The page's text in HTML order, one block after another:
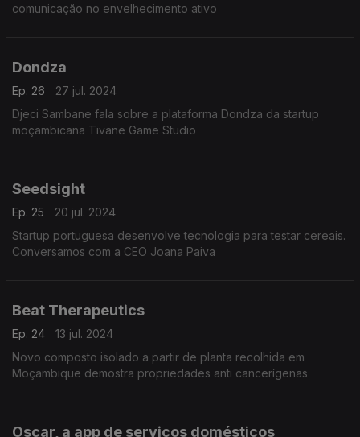
comunicação no envelhecimento ativo
Dondza
Ep. 26
27 jul. 2024
Djeci Sambane fala sobre a plataforma Dondza da startup
moçambicana Tivane Game Studio
Seedsight
Ep. 25
20 jul. 2024
Startup portuguesa desenvolve tecnologia para testar cereais.
Conversamos com a CEO Joana Paiva
Beat Therapeutics
Ep. 24
13 jul. 2024
Novo composto isolado a partir de planta recolhida em
Moçambique demostra propriedades anti cancerígenas
Oscar, a app de serviços domésticos